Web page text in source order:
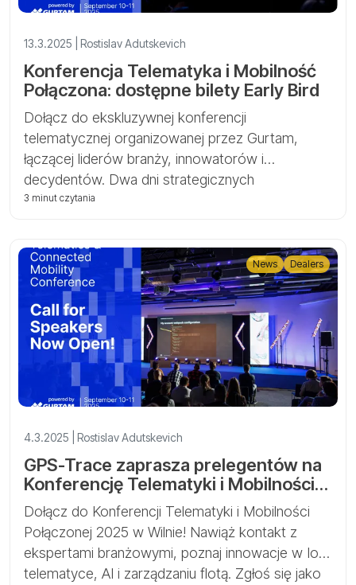
13.3.2025 | Rostislav Adutskevich
Konferencja Telematyka i Mobilność
Połączona: dostępne bilety Early Bird
Dołącz do ekskluzywnej konferencji
telematycznej organizowanej przez Gurtam,
łączącej liderów branży, innowatorów i
decydentów. Dwa dni strategicznych
spostrzeżeń i networkingu w Wilnie. Bilety Early
3 minut czytania
4.3.2025 | Rostislav Adutskevich
GPS-Trace zaprasza prelegentów na
Konferencję Telematyki i Mobilności
Połączonej 2025
Dołącz do Konferencji Telematyki i Mobilności
Połączonej 2025 w Wilnie! Nawiąż kontakt z
ekspertami branżowymi, poznaj innowacje w IoT,
telematyce, AI i zarządzaniu flotą. Zgłoś się jako
News Dealers